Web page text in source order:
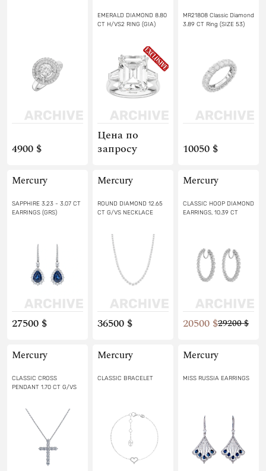
4900 $
EMERALD DIAMOND 8.80
CT H/VS2 RING (GIA)
Цена по
запросу
MR21808 Classic Diamond
3.89 CT Ring (SIZE 53)
10050 $
Mercury
SAPPHIRE 3.23 - 3.07 CT
EARRINGS (GRS)
27500 $
Mercury
ROUND DIAMOND 12.65
CT G/VS NECKLACE
36500 $
Mercury
CLASSIC HOOP DIAMOND
EARRINGS, 10.39 CT
20500 $29200 $
Mercury
CLASSIC CROSS
PENDANT 1.70 CT G/VS
Mercury
CLASSIC BRACELET
Mercury
MISS RUSSIA EARRINGS